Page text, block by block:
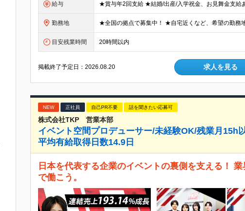
給与
勤務地
目安残業時間 20時間以内
掲載終了予定日：2026.08.20 求人を見る
NEW 正社員 自己PR不要 話を聞きたい応募可
株式会社TKP 営業本部
イベント空間プロデューサー/未経験OK/残業月15h
平均有給取得日数14.9日
日本を代表する企業のイベントの裏側を支える！
で働こう。